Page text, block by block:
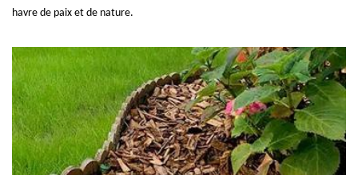
havre de paix et de nature.